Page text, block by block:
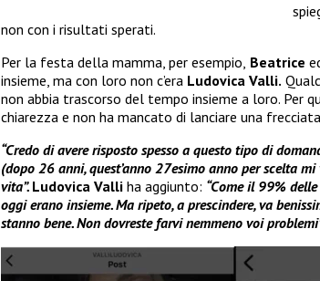
non con i risultati sperati.
Per la festa della mamma, per esempio, Beatrice
insieme, ma con loro non c’era Ludovica Valli.
non abbia trascorso del tempo insieme a loro. Per
chiarezza e non ha mancato di lanciare una
“Credo di avere risposto spesso a questo tipo di
(dopo 26 anni, quest’anno 27esimo anno per scelta
vita”. Ludovica Valli ha aggiunto: “Come il 99%
oggi erano insieme. Ma ripeto, a prescindere, va
stanno bene. Non dovreste farvi nemmeno voi